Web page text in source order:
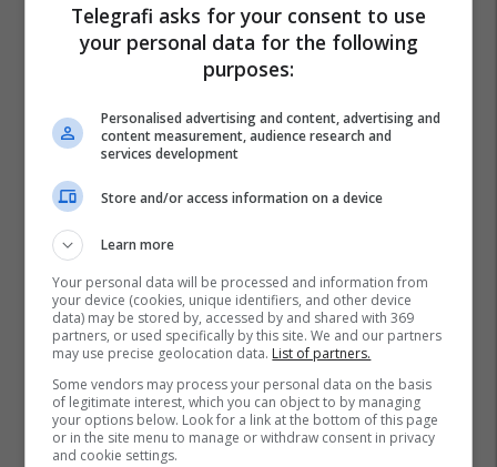
Telegrafi asks for your consent to use
your personal data for the following
purposes:
Personalised advertising and content, advertising and
content measurement, audience research and
services development
Store and/or access information on a device
Learn more
Your personal data will be processed and information from
your device (cookies, unique identifiers, and other device
data) may be stored by, accessed by and shared with 369
partners, or used specifically by this site. We and our partners
may use precise geolocation data. List of partners.
Some vendors may process your personal data on the basis
of legitimate interest, which you can object to by managing
your options below. Look for a link at the bottom of this page
or in the site menu to manage or withdraw consent in privacy
and cookie settings.